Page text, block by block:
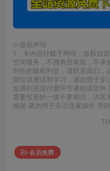
© 版权声明
1、本内容转载于网络，版权归
空间服务，不拥有所有权，不
到你的版权利益，请联系我们
源仅供测试和学习，请勿用于非
如遇到充值付费环节课程或软
需要投资的一律不要相信，访客
揭秘 请勿用于非法违规操作 否
会员免费